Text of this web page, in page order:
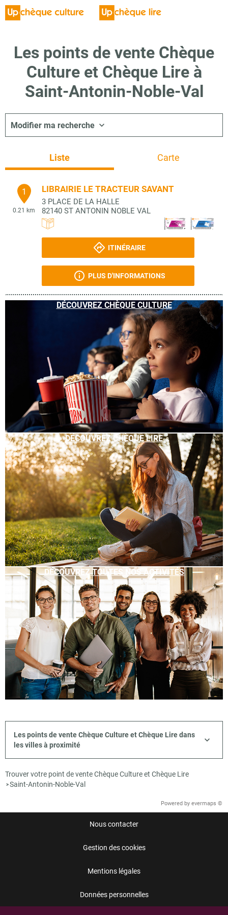
Les points de vente Chèque
Culture et Chèque Lire à
Saint-Antonin-Noble-Val
Modifier ma recherche
Liste Carte
1
0.21 km
LIBRAIRIE LE TRACTEUR SAVANT
3 PLACE DE LA HALLE
82140 ST ANTONIN NOBLE VAL
ITINÉRAIRE
PLUS D'INFORMATIONS
DÉCOUVREZ CHÈQUE CULTURE
DÉCOUVREZ CHÈQUE LIRE
DÉCOUVREZ TOUTES NOS ACTIVITÉS
Les points de vente Chèque Culture et Chèque Lire dans
les villes à proximité
Trouver votre point de vente Chèque Culture et Chèque Lire
>Saint-Antonin-Noble-Val
Powered by evermaps ©
Nous contacter
Gestion des cookies
Mentions légales
Données personnelles